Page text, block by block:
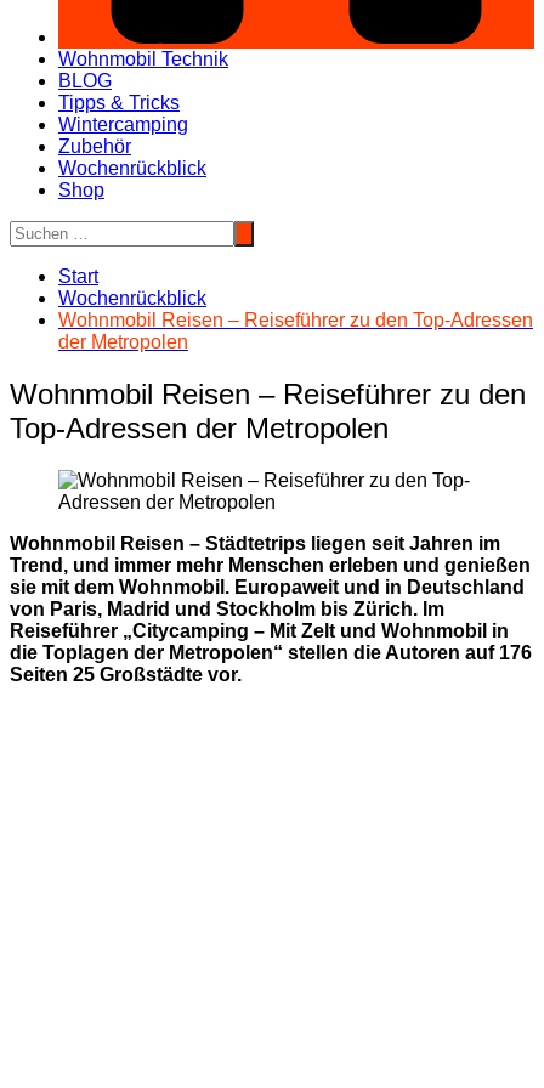
Wohnmobil Technik
BLOG
Tipps & Tricks
Wintercamping
Zubehör
Wochenrückblick
Shop
Start
Wochenrückblick
Wohnmobil Reisen – Reiseführer zu den Top-Adressen
der Metropolen
Wohnmobil Reisen – Reiseführer zu den
Top-Adressen der Metropolen
Wohnmobil Reisen – Städtetrips liegen seit Jahren im
Trend, und immer mehr Menschen erleben und genießen
sie mit dem Wohnmobil. Europaweit und in Deutschland
von Paris, Madrid und Stockholm bis Zürich. Im
Reiseführer „Citycamping – Mit Zelt und Wohnmobil in
die Toplagen der Metropolen“ stellen die Autoren auf 176
Seiten 25 Großstädte vor.